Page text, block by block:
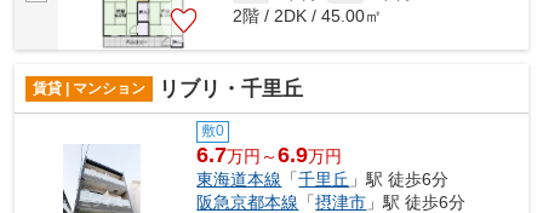
2階 / 2DK / 45.00㎡
賃貸 | マンション リブリ・千里丘
敷0
6.7万円～6.9万円
東海道本線 「千里丘 」駅 徒歩6分
阪急京都本線 「摂津市 」駅 徒歩6分